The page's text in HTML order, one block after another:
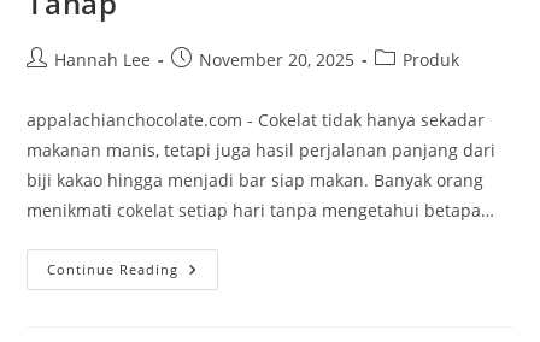
PostHannah Lee
PostNovember 20, 2025
PostProduk
appalachianchocolate.com - Cokelat tidak hanya sekadar
makanan manis, tetapi juga hasil perjalanan panjang dari
biji kakao hingga menjadi bar siap makan. Banyak orang
menikmati cokelat setiap hari tanpa mengetahui betapa…
Continue Reading Proses
Pembuatan